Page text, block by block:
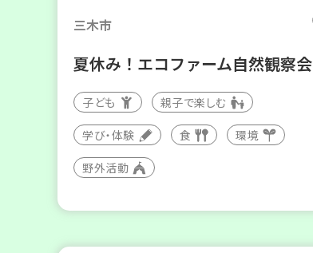
三木市
夏休み！エコファーム自然観察会
子ども 親子で楽しむ
学び・体験 食 環境
野外活動